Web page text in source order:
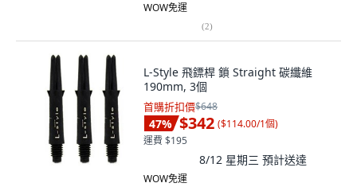
WOW免運
(2)
L-Style 飛鏢桿 鎖 Straight 碳纖維
190mm, 3個
首購折扣價$648
47% $342 ($114.00/1個)
運費 $195
8/12 星期三 預計送達
WOW免運